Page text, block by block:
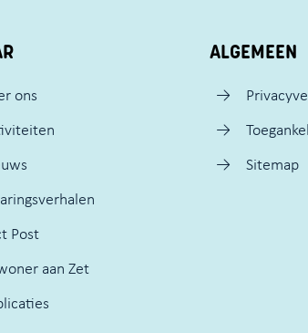
ons
Post
aan Zet
ALGEMEEN
Sitemap